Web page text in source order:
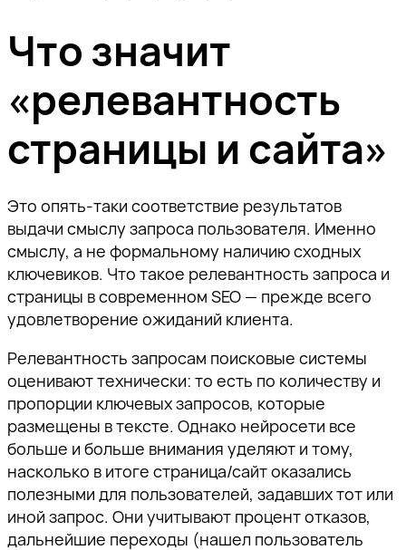
Что значит
«релевантность
страницы и сайта»
Это опять-таки соответствие результатов
выдачи смыслу запроса пользователя. Именно
смыслу, а не формальному наличию сходных
ключевиков. Что такое релевантность запроса и
страницы в современном SEO — прежде всего
удовлетворение ожиданий клиента.
Релевантность запросам поисковые системы
оценивают технически: то есть по количеству и
пропорции ключевых запросов, которые
размещены в тексте. Однако нейросети все
больше и больше внимания уделяют и тому,
насколько в итоге страница/сайт оказались
полезными для пользователей, задавших тот или
иной запрос. Они учитывают процент отказов,
дальнейшие переходы (нашел пользователь